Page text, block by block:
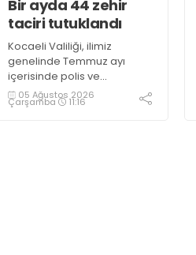
Bir ayda 44 zehir
taciri tutuklandı
Kocaeli Valiliği, ilimiz
genelinde Temmuz ayı
içerisinde polis ve
jandarma ekiplerince
uyuşturucu ile mücadele
05 Ağustos 2026
Çarşamba 11:16